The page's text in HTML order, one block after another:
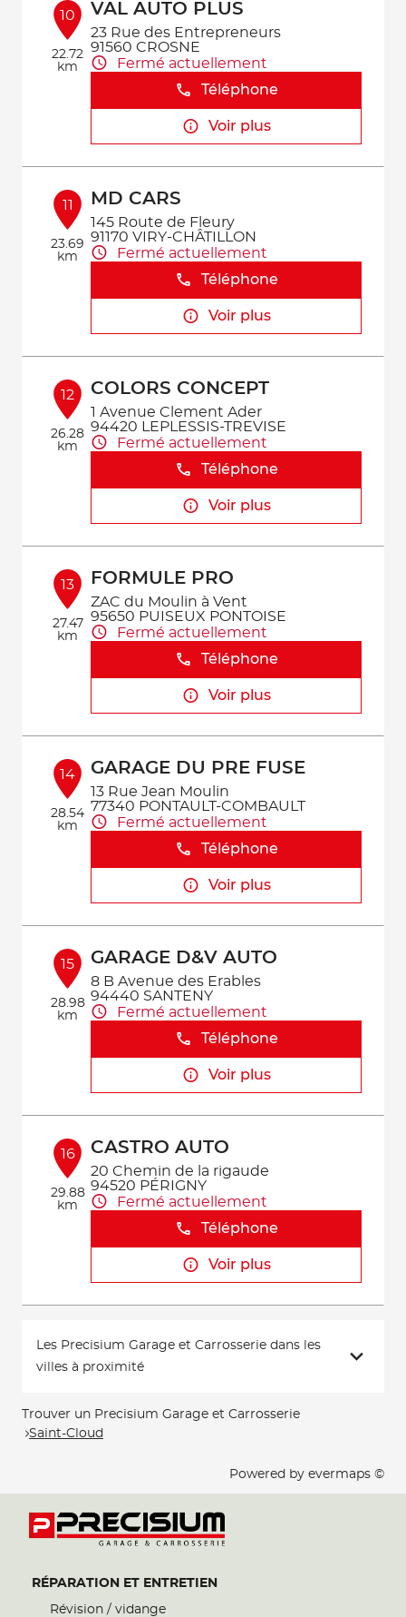
10
22.72
km
VAL AUTO PLUS
23 Rue des Entrepreneurs
91560 CROSNE
Fermé actuellement
Téléphone
Voir plus
11
23.69
km
MD CARS
145 Route de Fleury
91170 VIRY-CHÂTILLON
Fermé actuellement
Téléphone
Voir plus
12
26.28
km
COLORS CONCEPT
1 Avenue Clement Ader
94420 LEPLESSIS-TREVISE
Fermé actuellement
Téléphone
Voir plus
13
27.47
km
FORMULE PRO
ZAC du Moulin à Vent
95650 PUISEUX PONTOISE
Fermé actuellement
Téléphone
Voir plus
14
28.54
km
GARAGE DU PRE FUSE
13 Rue Jean Moulin
77340 PONTAULT-COMBAULT
Fermé actuellement
Téléphone
Voir plus
15
28.98
km
GARAGE D&V AUTO
8 B Avenue des Erables
94440 SANTENY
Fermé actuellement
Téléphone
Voir plus
16
29.88
km
CASTRO AUTO
20 Chemin de la rigaude
94520 PÉRIGNY
Fermé actuellement
Téléphone
Voir plus
Les Precisium Garage et Carrosserie dans les
villes à proximité
Trouver un Precisium Garage et Carrosserie
Saint-Cloud
Powered by evermaps ©
RÉPARATION ET ENTRETIEN
Révision / vidange